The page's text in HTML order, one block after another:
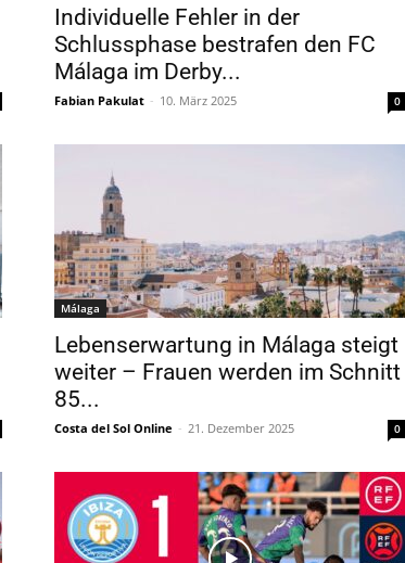
Individuelle Fehler in der
Schlussphase bestrafen den FC
Málaga im Derby...
Fabian Pakulat - 10. März 2025 0
Málaga
Lebenserwartung in Málaga steigt
weiter – Frauen werden im Schnitt
85...
Costa del Sol Online - 21. Dezember 2025 0